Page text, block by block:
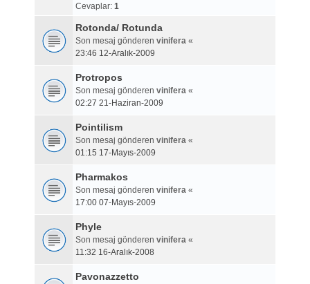
Cevaplar: 1
Rotonda/ Rotunda
Son mesaj gönderen vinifera«
23:46 12-Aralık-2009
Protropos
Son mesaj gönderen vinifera«
02:27 21-Haziran-2009
Pointilism
Son mesaj gönderen vinifera«
01:15 17-Mayıs-2009
Pharmakos
Son mesaj gönderen vinifera«
17:00 07-Mayıs-2009
Phyle
Son mesaj gönderen vinifera«
11:32 16-Aralık-2008
Pavonazzetto